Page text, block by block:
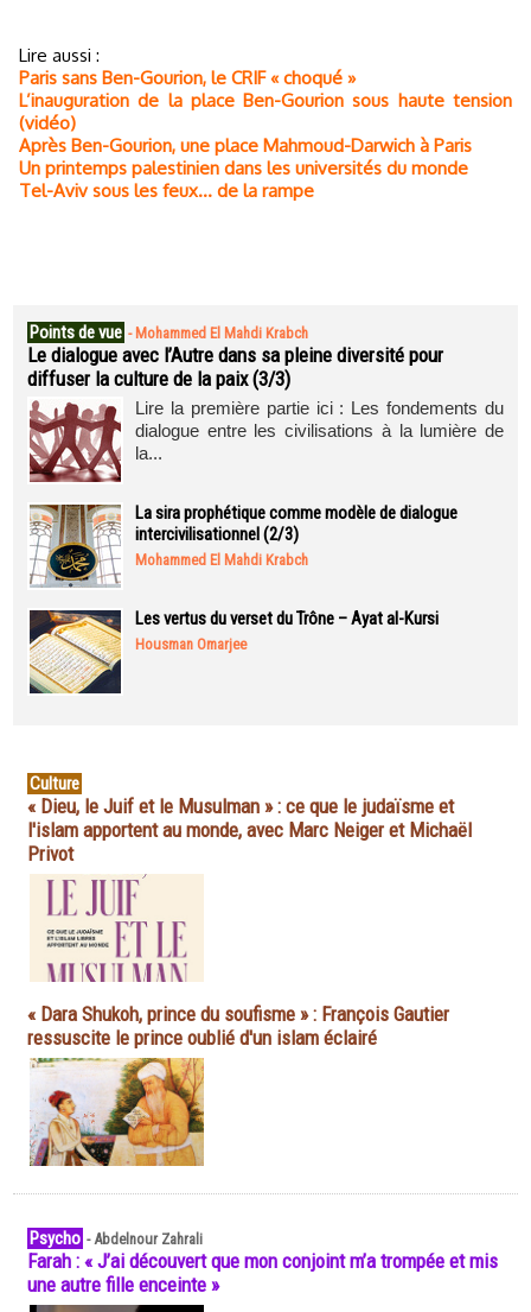
Lire aussi :
Paris sans Ben-Gourion, le CRIF « choqué »
L’inauguration de la place Ben-Gourion sous haute tension
(vidéo)
Après Ben-Gourion, une place Mahmoud-Darwich à Paris
Un printemps palestinien dans les universités du monde
Tel-Aviv sous les feux... de la rampe
Points de vue - Mohammed El Mahdi Krabch
Le dialogue avec l’Autre dans sa pleine diversité pour
diffuser la culture de la paix (3/3)
Lire la première partie ici : Les fondements du
dialogue entre les civilisations à la lumière de
la...
La sira prophétique comme modèle de dialogue
intercivilisationnel (2/3)
Mohammed El Mahdi Krabch
Les vertus du verset du Trône – Ayat al-Kursi
Housman Omarjee
Culture
« Dieu, le Juif et le Musulman » : ce que le judaïsme et
l'islam apportent au monde, avec Marc Neiger et Michaël
Privot
« Dara Shukoh, prince du soufisme » : François Gautier
ressuscite le prince oublié d'un islam éclairé
Psycho -Abdelnour Zahrali
Farah : « J’ai découvert que mon conjoint m’a trompée et mis
une autre fille enceinte »